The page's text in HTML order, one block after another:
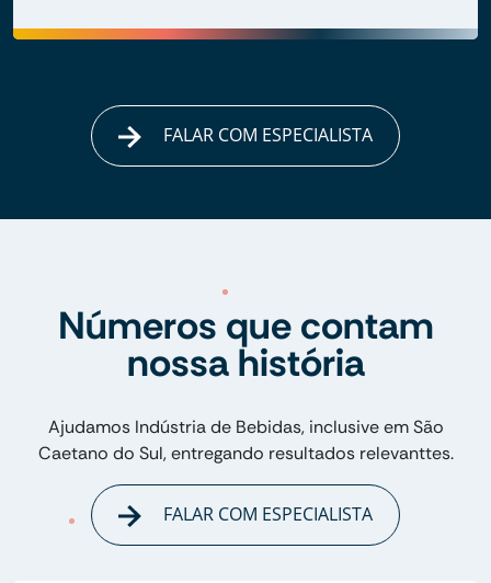
FALAR COM ESPECIALISTA
Números que contam
nossa história
Ajudamos Indústria de Bebidas, inclusive em São
Caetano do Sul, entregando resultados relevanttes.
FALAR COM ESPECIALISTA